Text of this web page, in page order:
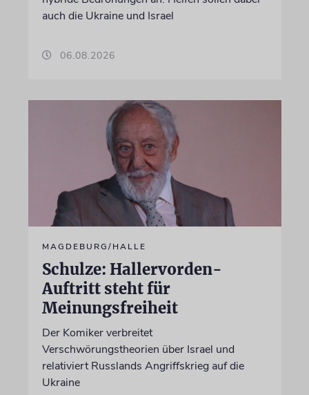
auch die Ukraine und Israel
06.08.2026
MAGDEBURG/HALLE
Schulze: Hallervorden-
Auftritt steht für
Meinungsfreiheit
Der Komiker verbreitet
Verschwörungstheorien über Israel und
relativiert Russlands Angriffskrieg auf die
Ukraine